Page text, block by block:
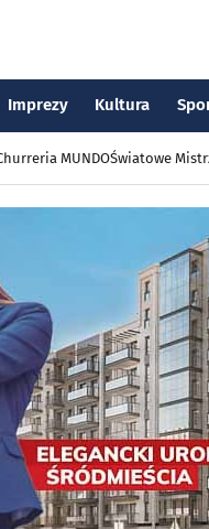
Imprezy Kultura
MUNDOŚwiatowe